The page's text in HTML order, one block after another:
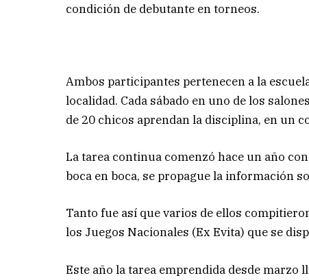
condición de debutante en torneos.
Ambos participantes pertenecen a la
localidad. Cada sábado en uno de los
de 20 chicos aprendan la disciplina, en un
La tarea continua comenzó hace un año
boca en boca, se propague la información
Tanto fue así que varios de ellos
los Juegos Nacionales (Ex Evita) que se
Este año la tarea emprendida desde marzo